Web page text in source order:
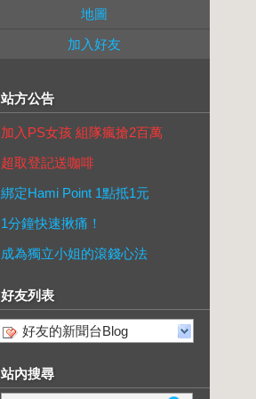
地圖
加入好友
站方公告
加入PS女孩 組隊瘋搶2百萬
超取登記送咖啡
綁定Hami Point 1點抵1元
1分鐘快速揪痛！
成為獨立小姐的滾錢心法
好友列表
好友的新聞台Blog
站內搜尋